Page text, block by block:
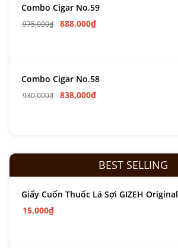
Combo Cigar No.59
975,000₫ 888,000₫
Combo Cigar No.58
930,000₫ 838,000₫
BEST SELLING
Giấy Cuốn Thuốc Lá Sợi GIZEH Original
15,000₫